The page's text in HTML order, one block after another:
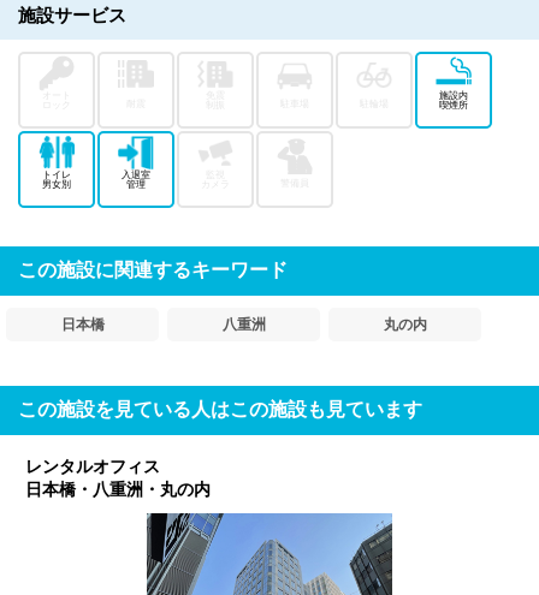
施設サービス
施設内
喫煙所
トイレ
男女別
入退室
管理
カメラ
この施設に関連するキーワード
日本橋 八重洲 丸の内
この施設を見ている人はこの施設も見ています
レンタルオフィス
日本橋・八重洲・丸の内